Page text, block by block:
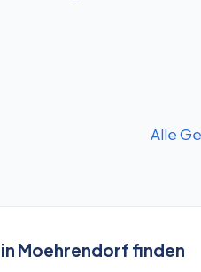
Alle
in Moehrendorf finden